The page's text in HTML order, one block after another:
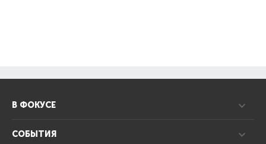
В ФОКУСЕ
СОБЫТИЯ